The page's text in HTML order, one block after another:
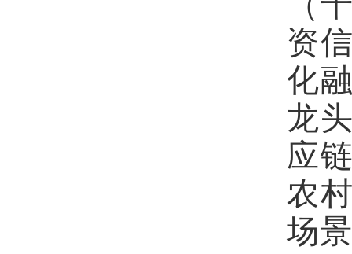
资
化
龙
应
农
场